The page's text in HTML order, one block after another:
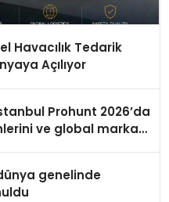
Havacılık Tedarik
Açılıyor
Prohunt 2026’da
ve global marka
genelinde